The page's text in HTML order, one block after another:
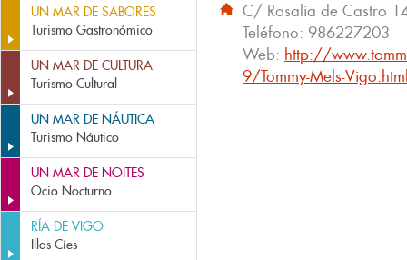
UN MAR DE SABORES
Turismo Gastronómico
UN MAR DE CULTURA
Turismo Cultural
UN MAR DE NÁUTICA
Turismo Náutico
UN MAR DE NOITES
Ocio Nocturno
RÍA DE VIGO
Illas Cíes
C/ Rosalia de Castro
Teléfono: 986227203
Web: http://
9/Tommy-Mels-